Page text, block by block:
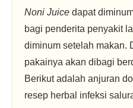
Noni Juice dapat
bagi penderita penyakit
diminum setelah makan.
pakainya akan dibagi
Berikut adalah anjuran
resep herbal infeksi